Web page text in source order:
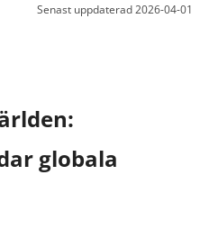
Senast uppdaterad2026-04-01
globala